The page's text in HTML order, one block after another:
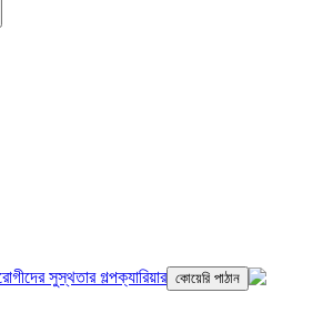
সুস্থতার গল্পক্যারিয়ার কোয়েরি পাঠান